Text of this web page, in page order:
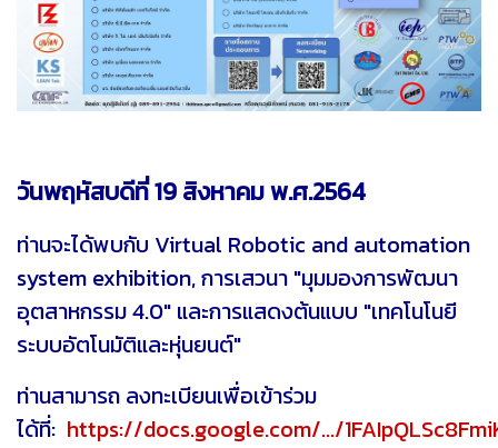
วันพฤหัสบดีที่ 19 สิงหาคม พ.ศ.2564
ท่านจะได้พบกับ Virtual Robotic and automation
system exhibition, การเสวนา "มุมมองการพัฒนา
อุตสาหกรรม 4.0" และการแสดงต้นแบบ "เทคโนโนยี
ระบบอัตโนมัติและหุ่นยนต์"
ท่านสามารถ ลงทะเบียนเพื่อเข้าร่วม
ได้ที่: https://docs.google.com/.../